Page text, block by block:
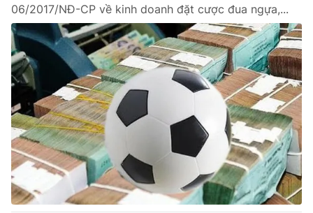
Pháp luật
Y tế
Thế giới
Tin tức
Thế giới đó đây
Câu chuyện quốc tế
Kinh tế
Tài chính
Thị trường
Dữ liệu và đời sống
06/2017/NĐ-CP về kinh doanh đặt cược đua ngựa,...